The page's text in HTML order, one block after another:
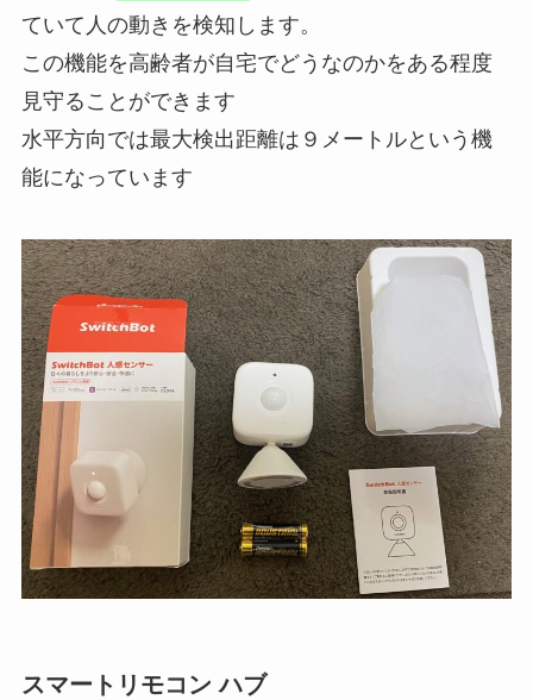
ていて人の動きを検知します。
この機能を高齢者が自宅でどうなのかをある程度
見守ることができます
水平方向では最大検出距離は９メートルという機
能になっています
スマートリモコン ハブ